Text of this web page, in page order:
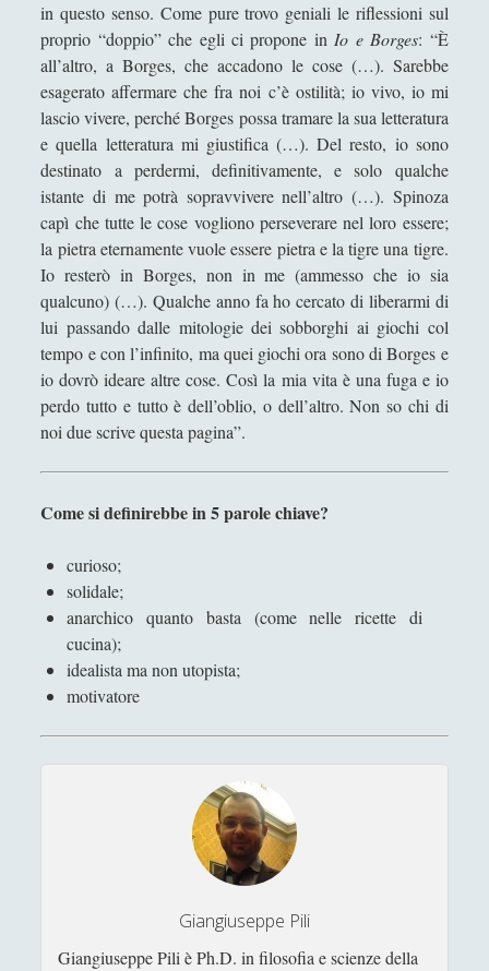
in questo senso. Come pure trovo geniali le riflessioni sul
proprio “doppio” che egli ci propone inIo e Borges: “È
all’altro, a Borges, che accadono le cose (…). Sarebbe
esagerato affermare che fra noi c’è ostilità; io vivo, io mi
lascio vivere, perché Borges possa tramare la sua letteratura
e quella letteratura mi giustifica (…). Del resto, io sono
destinato a perdermi, definitivamente, e solo qualche
istante di me potrà sopravvivere nell’altro (…). Spinoza
capì che tutte le cose vogliono perseverare nel loro essere;
la pietra eternamente vuole essere pietra e la tigre una tigre.
Io resterò in Borges, non in me (ammesso che io sia
qualcuno) (…). Qualche anno fa ho cercato di liberarmi di
lui passando dalle mitologie dei sobborghi ai giochi col
tempo e con l’infinito, ma quei giochi ora sono di Borges e
io dovrò ideare altre cose. Così la mia vita è una fuga e io
perdo tutto e tutto è dell’oblio, o dell’altro. Non so chi di
noi due scrive questa pagina”.
Come si definirebbe in 5 parole chiave?
curioso;
solidale;
anarchico quanto basta (come nelle ricette di
cucina);
idealista ma non utopista;
motivatore
Giangiuseppe Pili
Giangiuseppe Pili è Ph.D. in filosofia e scienze della